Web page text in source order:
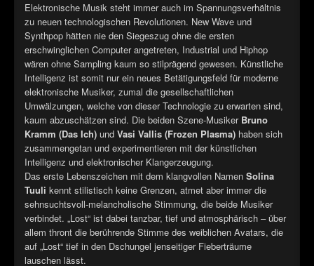
► Totentanz
Oberer Totpunkt
► Teufels Lehrerin
Oberer Totpunkt
► Zeit verfliegt
Oberer Totpunkt
► Untergehen
Oberer Totpunkt
► Geisterfahrt
Oberer Totpunkt
► Gevatter Tod
Oberer Totpunkt
►
►
►
Elektronische Musik steht immer auch im Spannungsverhältnis
zu neuen technologischen Revolutionen. New Wave und
Synthpop hätten nie den Siegeszug ohne die ersten
erschwinglichen Computer angetreten, Industrial und Hiphop
wären ohne Sampling kaum so stilprägend gewesen. Künstliche
Intelligenz ist somit nur ein neues Betätigungsfeld für moderne
elektronische Musiker, zumal die gesellschaftlichen
Umwälzungen, welche von dieser Technologie zu erwarten sind,
kaum abzuschätzen sind. Die beiden Szene-Musiker Bruno
Kramm (Das Ich) und Vasi Vallis (Frozen Plasma) haben sich
zusammengetan und experimentieren mit der künstlichen
Intelligenz und elektronischer Klangerzeugung.
Das erste Lebenszeichen mit dem klangvollen Namen Solina
Tuuli kennt stilistisch keine Grenzen, atmet aber immer die
sehnsuchtsvoll-melancholische Stimmung, die beide Musiker
verbindet. „Lost“ ist dabei tanzbar, tief und atmosphärisch – über
allem thront die berührende Stimme des weiblichen Avatars, die
auf „Lost“ tief in den Dschungel jenseitiger Fieberträume
lauschen lässt.